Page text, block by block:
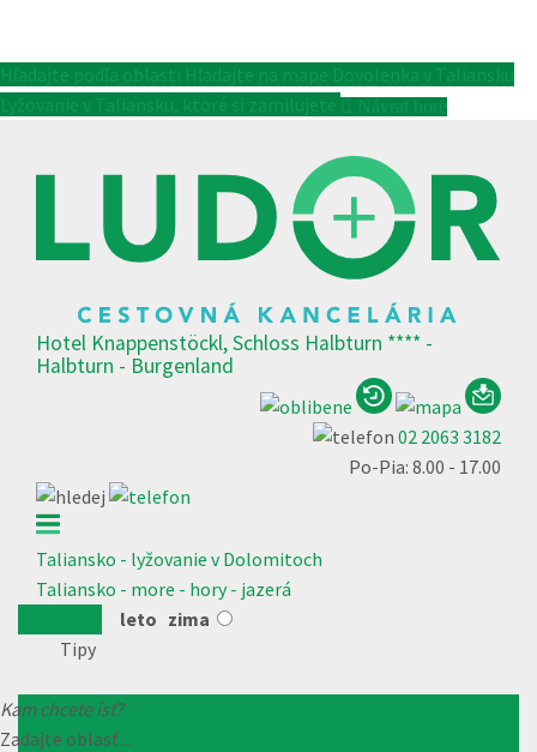
Hotel Knappenstöckl, Schloss Halbturn **** -
Halbturn - Burgenland
02 2063 3182
Po-Pia: 8.00 - 17.00
Taliansko - lyžovanie v Dolomitoch
Taliansko - more - hory - jazerá
leto zima
Tipy
Kam chcete ísť?
Zadajte oblasť ...